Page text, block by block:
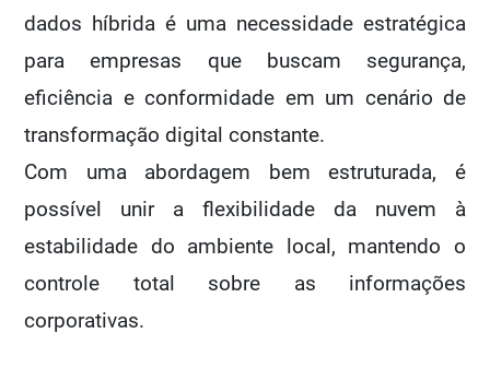
dados híbrida é uma necessidade estratégica
para empresas que buscam segurança,
eficiência e conformidade em um cenário de
transformação digital constante.
Com uma abordagem bem estruturada, é
possível unir a flexibilidade da nuvem à
estabilidade do ambiente local, mantendo o
controle total sobre as informações
corporativas.